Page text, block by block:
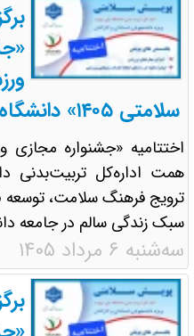
سلامتی ۱۴۰۵» دانشگاه ملی مهارت
همت اداره‌کل تربیت‌بدنی
ترویج فرهنگ سلامت، توسعه
سبک زندگی سالم در جامعه
سه‌شنبه ۶ مرداد ۱۴۰۵